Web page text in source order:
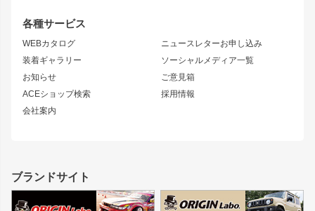
各種サービス
WEBカタログ
装着ギャラリー
お知らせ
ACEショップ検索
会社案内
ニュースレターお申し込み
ソーシャルメディア一覧
ご意見箱
採用情報
S14 シルビア 後期
S13 シルビア
180SX
シルエイティ
ローレル
セフィーロ
キャラバン
スズキ
GS350
SC
リアウイング
ジムニーパーツ
ホイール
MUD-S7
MUD-SR7
まつど家 鉄漢
ボンネット
フェンダー
サイドパーツ
リアゲート
メンテナンスパーツ
ブランドサイト